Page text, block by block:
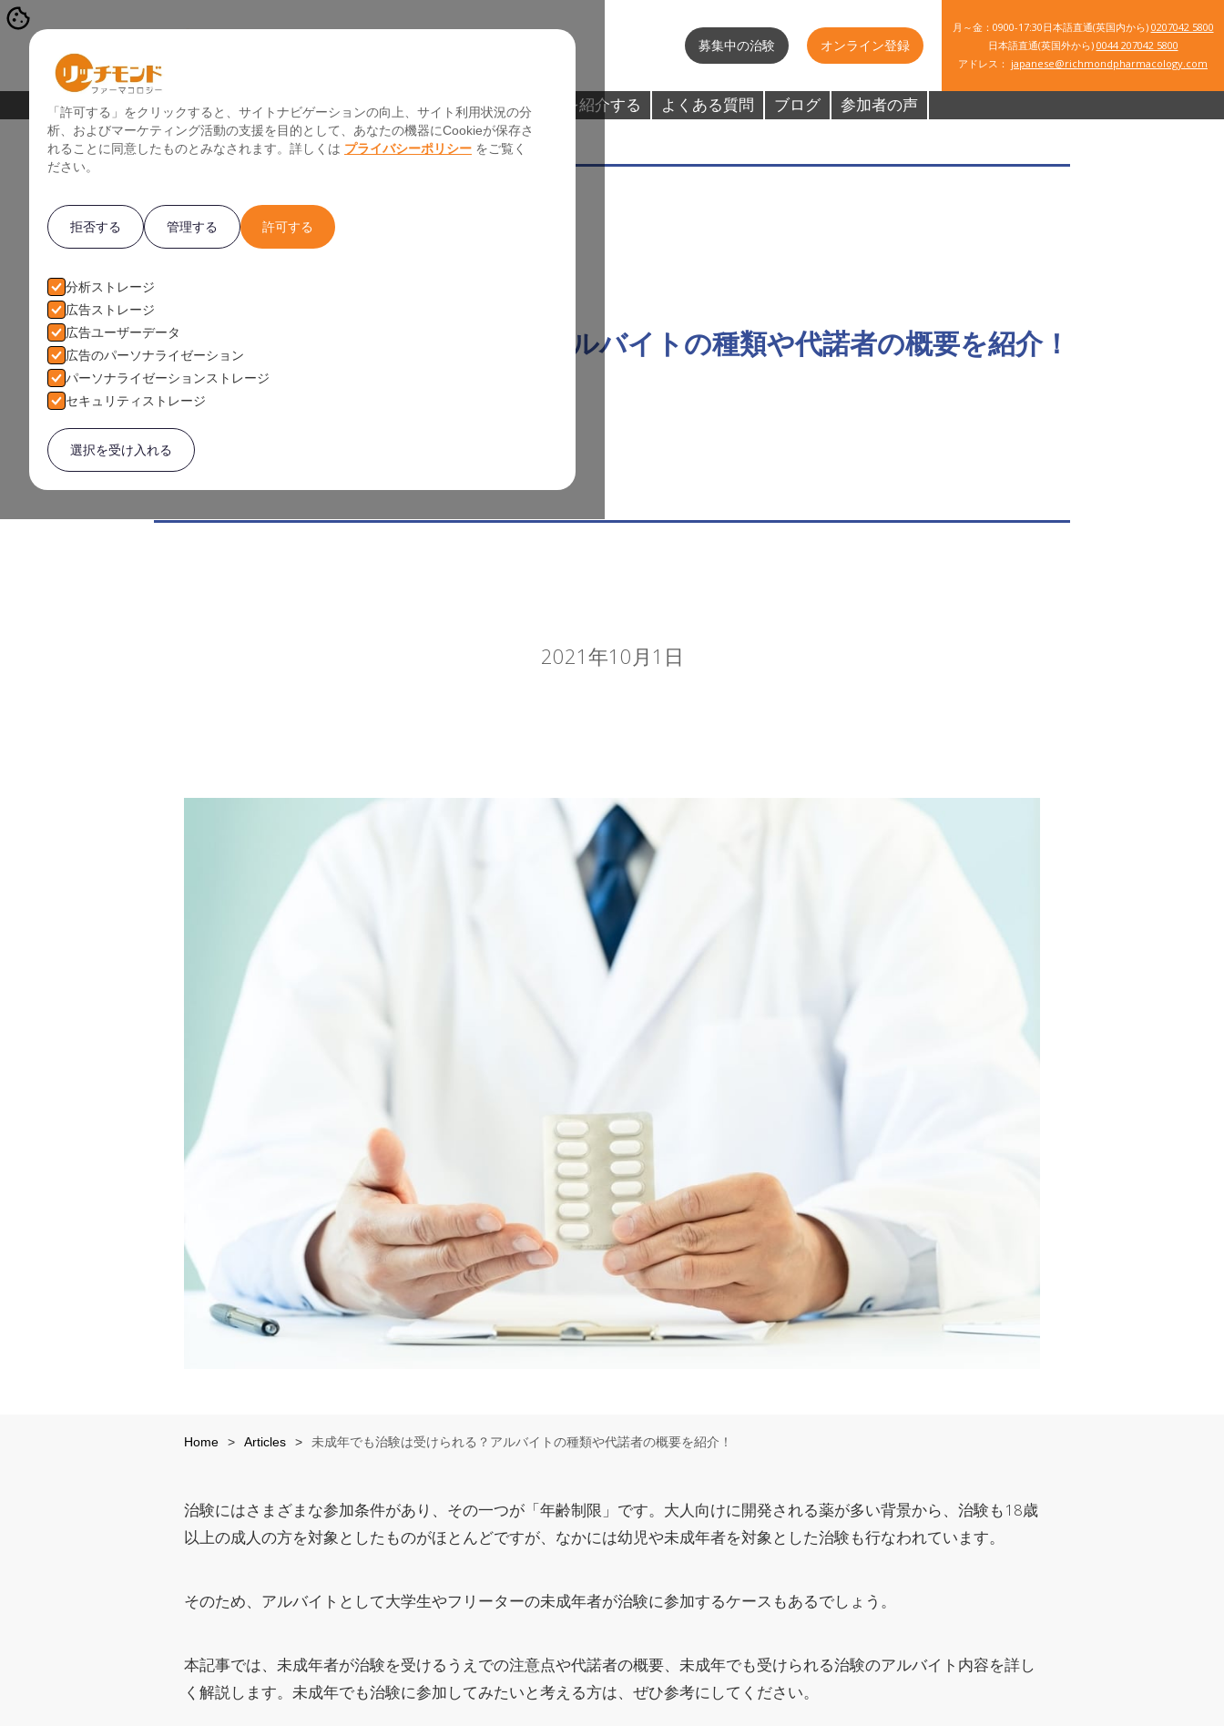
「許可する」をクリックすると、サイトナビゲーションの向上、サイト利用状況の分
析、およびマーケティング活動の支援を目的として、あなたの機器にCookieが保存さ
れることに同意したものとみなされます。詳しくは プライバシーポリシー をご覧く
ださい。
拒否する 管理する 許可する
分析ストレージ
広告ストレージ
広告ユーザーデータ
広告のパーソナライゼーション
パーソナライゼーションストレージ
セキュリティストレージ
選択を受け入れる
募集中の治験 オンライン登録
月～金：0900-17:30日本語直通(英国内から) 0207042 5800
日本語直通(英国外から) 0044 207042 5800
アドレス： japanese@richmondpharmacology.com
治験について 謝礼金・特典 友達を紹介する よくある質問 ブログ 参加者の声
未成年でも治験は受けられる？アルバイトの種類や代諾者の概要を紹介！
2021年10月1日
Home > Articles > 未成年でも治験は受けられる？アルバイトの種類や代諾者の概要を紹介！
治験にはさまざまな参加条件があり、その一つが「年齢制限」です。大人向けに開発される薬が多い背景から、治験も18歳
以上の成人の方を対象としたものがほとんどですが、なかには幼児や未成年者を対象とした治験も行なわれています。
そのため、アルバイトとして大学生やフリーターの未成年者が治験に参加するケースもあるでしょう。
本記事では、未成年者が治験を受けるうえでの注意点や代諾者の概要、未成年でも受けられる治験のアルバイト内容を詳し
く解説します。未成年でも治験に参加してみたいと考える方は、ぜひ参考にしてください。